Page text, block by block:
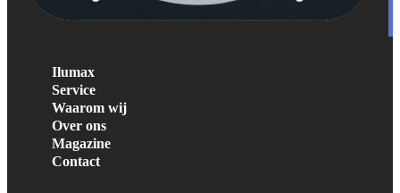
Ilumax
Service
Waarom wij
Over ons
Magazine
Contact